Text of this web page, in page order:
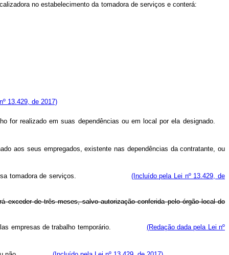
fiscalizadora no estabelecimento da tomadora de serviços e conterá:
13.429, de 2017)
for realizado em suas dependências ou em local por ela designado.
aos seus empregados, existente nas dependências da contratante, ou
na empresa tomadora de serviços. (Incluído pela Lei nº 13.429, de
exceder de três meses, salvo autorização conferida pelo órgão local do
pelas empresas de trabalho temporário. (Redação dada pela Lei nº